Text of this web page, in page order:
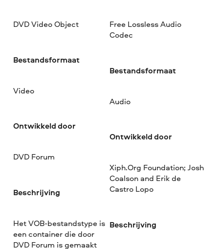
DVD Video Object
Bestandsformaat
Video
Ontwikkeld door
DVD Forum
Beschrijving
Het VOB-bestandstype is
een container die door
DVD Forum is gemaakt
Free Lossless Audio
Codec
Bestandsformaat
Audio
Ontwikkeld door
Xiph.Org Foundation; Josh
Coalson and Erik de
Castro Lopo
Beschrijving